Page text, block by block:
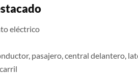
eléctrico
pasajero, central delantero,